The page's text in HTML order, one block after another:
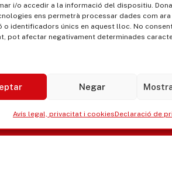
i/o accedir a la informació del dispositiu.
ens permetrà processar dades com
o identificadors únics en aquest lloc. No
pot afectar negativament determinades
Negar
Avís legal, privacitat i cookiesDeclaració de
Govern obert